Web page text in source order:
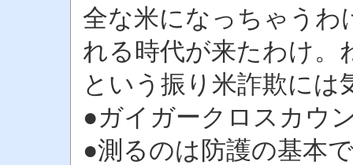
全な米になっちゃうわ
れる時代が来たわけ
という振り米詐欺には
●ガイガークロスカウ
●測るのは防護の基本